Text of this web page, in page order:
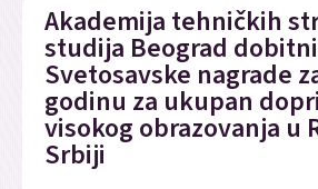
Akademija tehničkih
studija Beograd
Svetosavske nagrade
godinu za ukupan
visokog obrazovanja u
Srbiji